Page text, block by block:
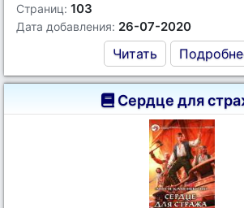
Страниц: 103
Дата добавления: 26-07-2020
Читать
Сердце для